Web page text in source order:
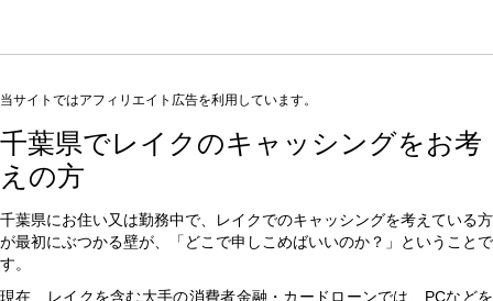
当サイトではアフィリエイト広告を利用しています。
千葉県でレイクのキャッシングをお考
えの方
千葉県にお住い又は勤務中で、レイクでのキャッシングを考えている方
が最初にぶつかる壁が、「どこで申しこめばいいのか？」ということで
す。
現在、レイクを含む大手の消費者金融・カードローンでは、PCなどを